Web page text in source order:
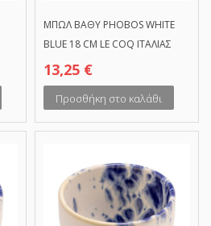
ΜΠΩΛ ΒΑΘΥ PHOBOS WHITE
BLUE 18 CM LE COQ ΙΤΑΛΙΑΣ
13,25 €
Προσθήκη στο καλάθι